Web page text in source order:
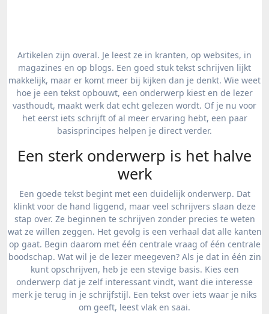
Artikelen zijn overal. Je leest ze in kranten, op websites, in
magazines en op blogs. Een goed stuk tekst schrijven lijkt
makkelijk, maar er komt meer bij kijken dan je denkt. Wie weet
hoe je een tekst opbouwt, een onderwerp kiest en de lezer
vasthoudt, maakt werk dat echt gelezen wordt. Of je nu voor
het eerst iets schrijft of al meer ervaring hebt, een paar
basisprincipes helpen je direct verder.
Een sterk onderwerp is het halve
werk
Een goede tekst begint met een duidelijk onderwerp. Dat
klinkt voor de hand liggend, maar veel schrijvers slaan deze
stap over. Ze beginnen te schrijven zonder precies te weten
wat ze willen zeggen. Het gevolg is een verhaal dat alle kanten
op gaat. Begin daarom met één centrale vraag of één centrale
boodschap. Wat wil je de lezer meegeven? Als je dat in één zin
kunt opschrijven, heb je een stevige basis. Kies een
onderwerp dat je zelf interessant vindt, want die interesse
merk je terug in je schrijfstijl. Een tekst over iets waar je niks
om geeft, leest vlak en saai.